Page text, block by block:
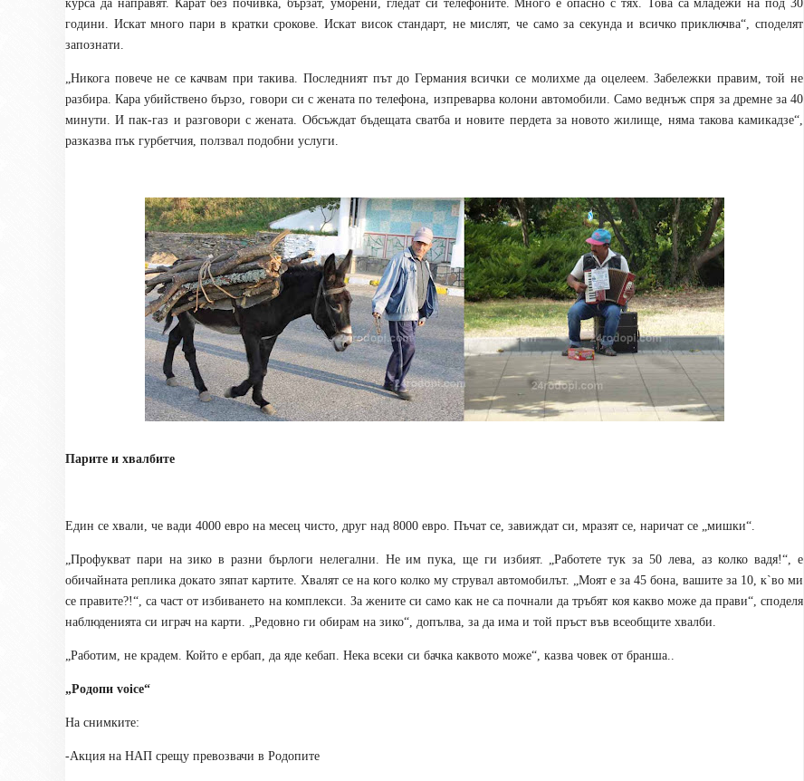
курса да направят. Карат без почивка, бързат, уморени, гледат си телефоните. Много е опасно с тях. Това са младежи на под 30
години. Искат много пари в кратки срокове. Искат висок стандарт, не мислят, че само за секунда и всичко приключва“, споделят
запознати.
„Никога повече не се качвам при такива. Последният път до Германия всички се молихме да оцелеем. Забележки правим, той не
разбира. Кара убийствено бързо, говори си с жената по телефона, изпреварва колони автомобили. Само веднъж спря за дремне за 40
минути. И пак-газ и разговори с жената. Обсъждат бъдещата сватба и новите пердета за новото жилище, няма такова камикадзе“,
разказва пък гурбетчия, ползвал подобни услуги.
Парите и хвалбите
Един се хвали, че вади 4000 евро на месец чисто, друг над 8000 евро. Пъчат се, завиждат си, мразят се, наричат се „мишки“.
„Профукват пари на зико в разни бърлоги нелегални. Не им пука, ще ги избият. „Работете тук за 50 лева, аз колко вадя!“, е
обичайната реплика докато зяпат картите. Хвалят се на кого колко му струвал автомобилът. „Моят е за 45 бона, вашите за 10, к`во ми
се правите?!“, са част от избиването на комплекси. За жените си само как не са почнали да тръбят коя какво може да прави“, споделя
наблюденията си играч на карти. „Редовно ги обирам на зико“, допълва, за да има и той пръст във всеобщите хвалби.
„Работим, не крадем. Който е ербап, да яде кебап. Нека всеки си бачка каквото може“, казва човек от бранша..
„Родопи voice“
На снимките:
-Акция на НАП срещу превозвачи в Родопите